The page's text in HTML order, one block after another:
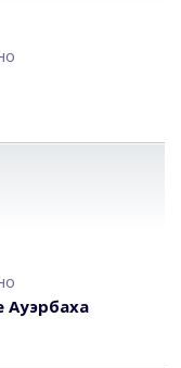
Ауэрбаха